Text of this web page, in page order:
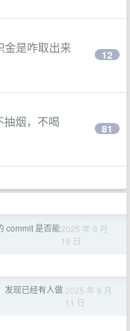
金是咋取出来
12
抽烟，不喝
81
commit 是否能2025 年 9 月
19 日
发现已经有人做 2025 年 9 月
11 日